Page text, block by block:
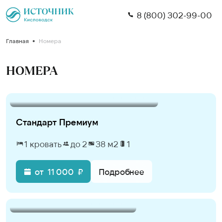
8 (800) 302-99-00
Главная Номера
НОМЕРА
Стандарт Премиум
1 кровать до 2 38 м2 1
от 11 000 ₽ Подробнее
Кисловодск
Кисловодск
Ессентуки
Вернуться к сети
День рождения
Медицинский центр
Программы лечения
Диагностика
Центр эстетической медицины и
косметологии
Вся инфраструктура
косметологии
О нас
О санатории
3Д-тур